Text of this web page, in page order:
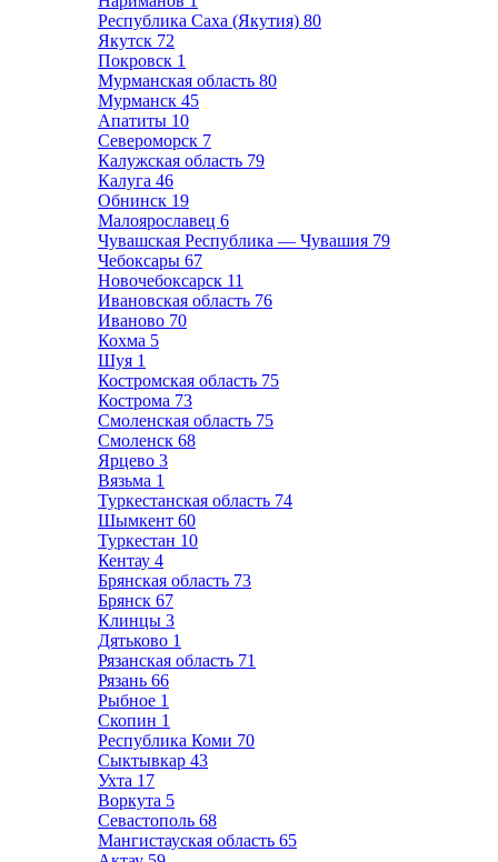
Республика Саха (Якутия) 80
Якутск 72
Покровск 1
Мурманская область 80
Мурманск 45
Апатиты 10
Североморск 7
Калужская область 79
Калуга 46
Обнинск 19
Малоярославец 6
Чувашская Республика — Чувашия 79
Чебоксары 67
Новочебоксарск 11
Ивановская область 76
Иваново 70
Кохма 5
Шуя 1
Костромская область 75
Кострома 73
Смоленская область 75
Смоленск 68
Ярцево 3
Вязьма 1
Туркестанская область 74
Шымкент 60
Туркестан 10
Кентау 4
Брянская область 73
Брянск 67
Клинцы 3
Дятьково 1
Рязанская область 71
Рязань 66
Рыбное 1
Скопин 1
Республика Коми 70
Сыктывкар 43
Ухта 17
Воркута 5
Севастополь 68
Мангистауская область 65